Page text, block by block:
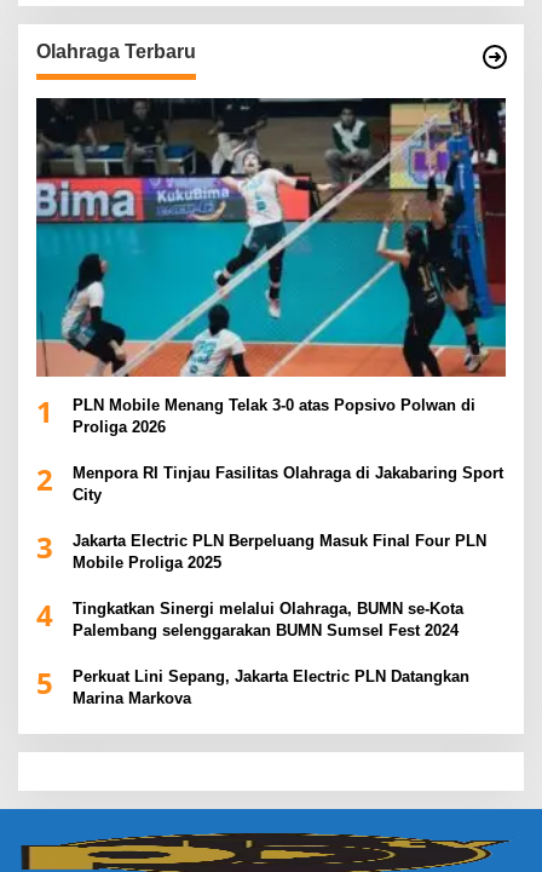
Olahraga Terbaru
1
PLN Mobile Menang Telak 3-0 atas Popsivo Polwan di
Proliga 2026
2
Menpora RI Tinjau Fasilitas Olahraga di Jakabaring Sport
City
3
Jakarta Electric PLN Berpeluang Masuk Final Four PLN
Mobile Proliga 2025
4
Tingkatkan Sinergi melalui Olahraga, BUMN se-Kota
Palembang selenggarakan BUMN Sumsel Fest 2024
5
Perkuat Lini Sepang, Jakarta Electric PLN Datangkan
Marina Markova
slot demo
slot gacor